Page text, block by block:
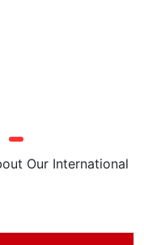
Our International